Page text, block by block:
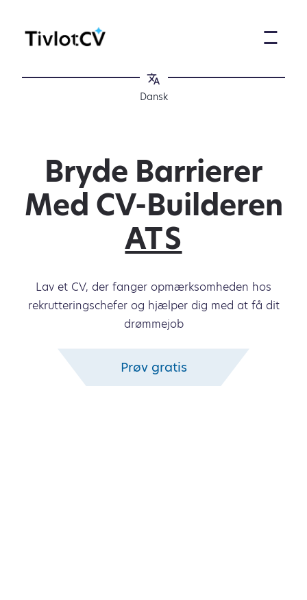
Dansk
Bryde Barrierer
Med CV-Builderen
ATS
Lav et CV, der fanger opmærksomheden hos
rekrutteringschefer og hjælper dig med at få dit
drømmejob
Prøv gratis